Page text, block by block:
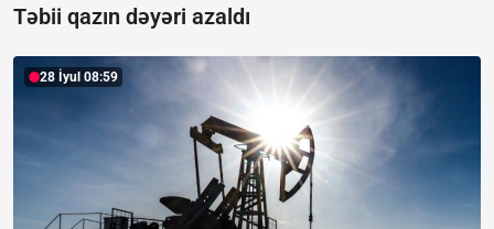
Təbii qazın dəyəri azaldı
28 İyul 08:59